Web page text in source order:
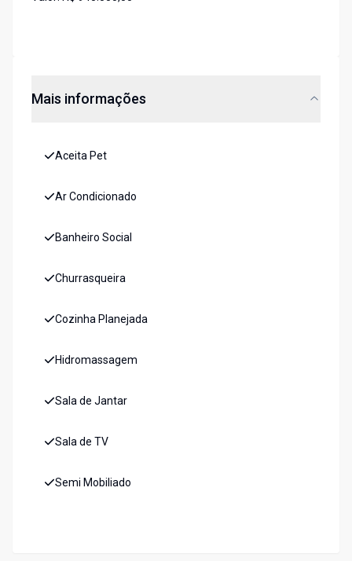
Mais informações
Aceita Pet
Ar Condicionado
Banheiro Social
Churrasqueira
Cozinha Planejada
Hidromassagem
Sala de Jantar
Sala de TV
Semi Mobiliado